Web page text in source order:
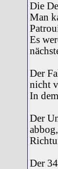
Die
Man
Es
Der
nicht
In
Der
Der